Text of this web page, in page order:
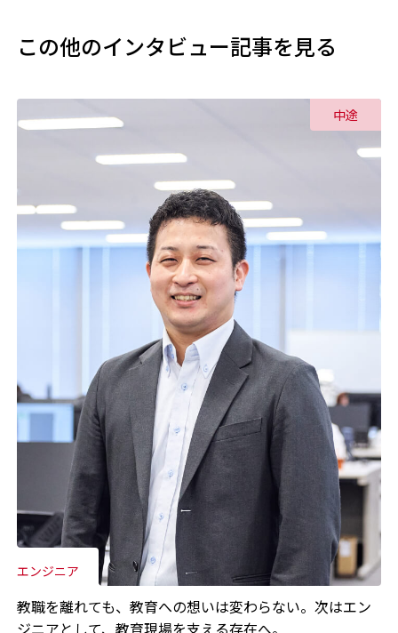
この他のインタビュー記事を見る
中途
エンジニア
教職を離れても、教育への想いは変わらない。次はエン